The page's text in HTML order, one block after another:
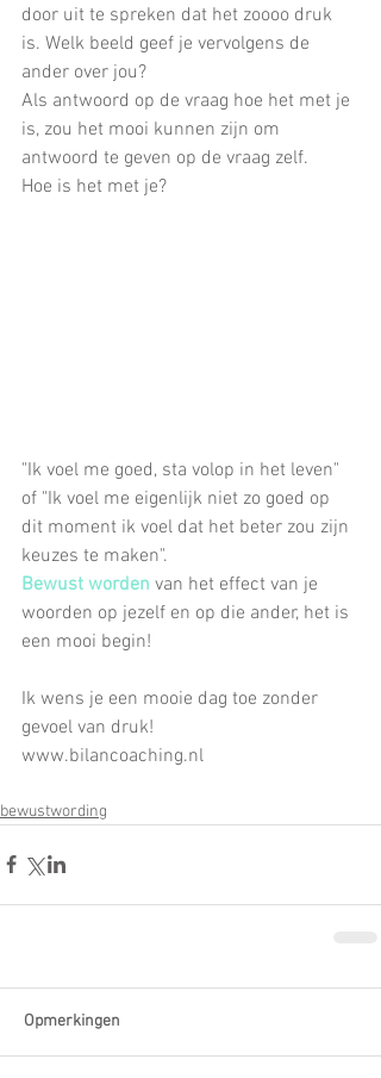
door uit te spreken dat het zoooo druk
is. Welk beeld geef je vervolgens de
ander over jou?
Als antwoord op de vraag hoe het met je
is, zou het mooi kunnen zijn om
antwoord te geven op de vraag zelf.
Hoe is het met je?
"Ik voel me goed, sta volop in het leven"
of "Ik voel me eigenlijk niet zo goed op
dit moment ik voel dat het beter zou zijn
keuzes te maken".
Bewust worden van het effect van je
woorden op jezelf en op die ander, het is
een mooi begin!
Ik wens je een mooie dag toe zonder
gevoel van druk!
www.bilancoaching.nl
bewustwording
Opmerkingen